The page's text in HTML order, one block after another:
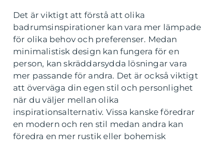
Det är viktigt att förstå att olika
badrumsinspirationer kan vara mer lämpade
för olika behov och preferenser. Medan
minimalistisk design kan fungera för en
person, kan skräddarsydda lösningar vara
mer passande för andra. Det är också viktigt
att överväga din egen stil och personlighet
när du väljer mellan olika
inspirationsalternativ. Vissa kanske föredrar
en modern och ren stil medan andra kan
föredra en mer rustik eller bohemisk